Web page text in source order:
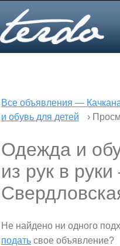
Все объявления —
и обувь для детей
›
Одежда и
из рук в
Не найдено ни одного
подать свое объявление?